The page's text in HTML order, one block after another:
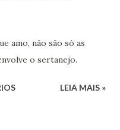
amo, não são só as
o sertanejo.
LEIA MAIS »